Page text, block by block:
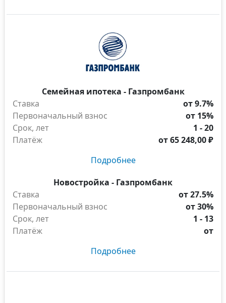
Семейная ипотека - Газпромбанк
Ставка
от 9.7%
Первоначальный взнос
от 15%
Срок, лет
1 - 20
Платёж
от65 248,00 ₽
Подробнее
Новостройка - Газпромбанк
Ставка
от 27.5%
Первоначальный взнос
от 30%
Срок, лет
1 - 13
Платёж
от
Подробнее